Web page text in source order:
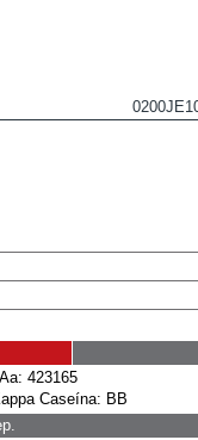
423165
Caseína: BB